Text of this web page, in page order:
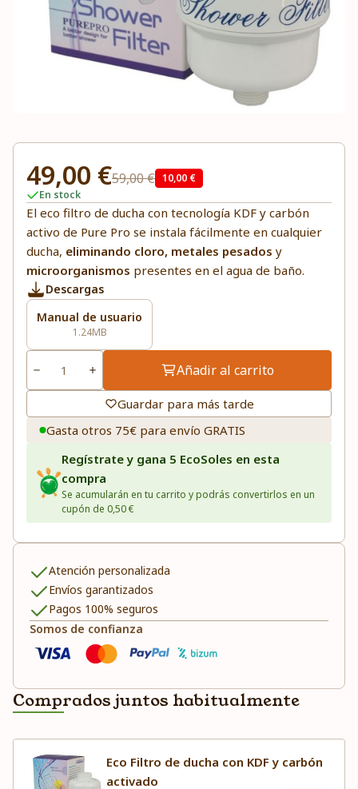
49,00 €59,00 € 10,00 €
En stock
El eco filtro de ducha con tecnología KDF y carbón
activo de Pure Pro se instala fácilmente en cualquier
ducha, eliminando cloro, metales pesados y
microorganismos presentes en el agua de baño.
Descargas
Manual de usuario
1.24MB
Añadir al carrito
Guardar para más tarde
Gasta otros 75€ para envío GRATIS
Regístrate y gana 5 EcoSoles en esta
compra
Se acumularán en tu carrito y podrás convertirlos en un
cupón de 0,50 €
Atención personalizada
Envíos garantizados
Pagos 100% seguros
Somos de confianza
Comprados juntos habitualmente
Eco Filtro de ducha con KDF y carbón
activado